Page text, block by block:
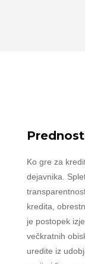
Ko gre za
dejavnika.
kredita,
je postopek
večkratnih
uredite iz